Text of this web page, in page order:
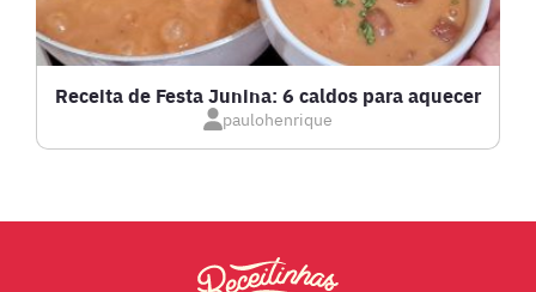
MASSAS E PASTAS
Receita de Festa Junina: 6 caldos para aquecer
paulohenrique